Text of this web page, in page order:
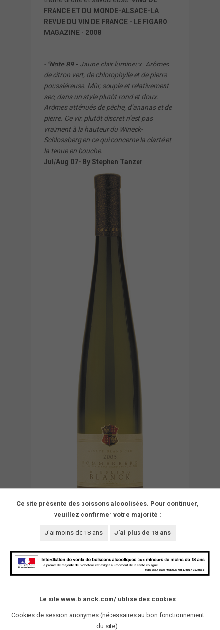
FRANCE ET DU MONDE-ALSACE-LA
REVUE DU VIN DE FRANCE - LE FIGARO
MAGAZINE - 2008
- "Note 89 - Jaune clair lumineux. Arômes
de citron vert, de chlorophylle et de pierre
poussiéreuse. Mûr, souple et relativement
sec, dans un style plutôt rond et doux.
Arômes atténués de pêche, d’ananas et de
pierre. Ce vin plutôt discret n’est pas
vraiment à la hauteur du Wineck-
Schlossberg en ce qui concerne la clarté et
la tenue en bouche.
Jul/Aug 07- By Stephen Tanzer
Ce site présente des boissons alcoolisées. Pour continuer,
veuillez confirmer votre majorité :
J'ai moins de 18 ans J'ai plus de 18 ans
Le site www.blanck.com/ utilise des cookies
Cookies de session anonymes (nécessaires au bon fonctionnement
du site).